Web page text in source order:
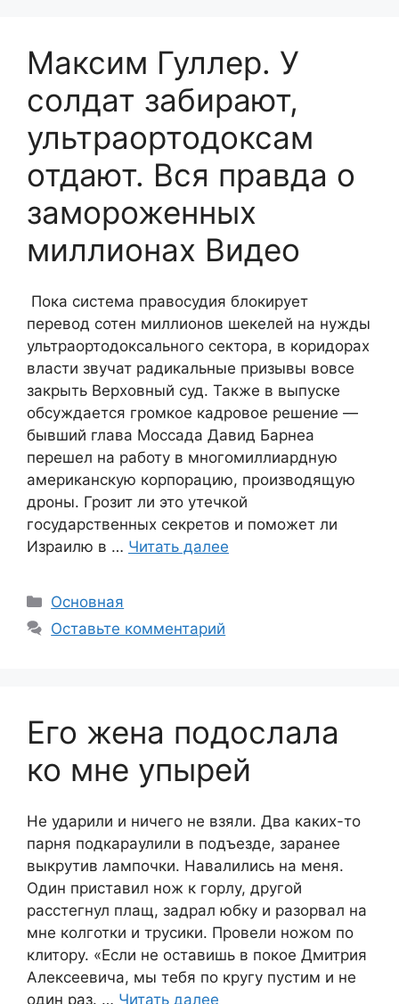
Максим Гуллер. У
солдат забирают,
ультраортодоксам
отдают. Вся правда о
замороженных
миллионах Видео
Пока система правосудия блокирует
перевод сотен миллионов шекелей на нужды
ультраортодоксального сектора, в коридорах
власти звучат радикальные призывы вовсе
закрыть Верховный суд. Также в выпуске
обсуждается громкое кадровое решение —
бывший глава Моссада Давид Барнеа
перешел на работу в многомиллиардную
американскую корпорацию, производящую
дроны. Грозит ли это утечкой
государственных секретов и поможет ли
Израилю в … Читать далее
Рубрики
Основная
Оставьте комментарий
Его жена подослала
ко мне упырей
Не ударили и ничего не взяли. Два каких-то
парня подкараулили в подъезде, заранее
выкрутив лампочки. Навалились на меня.
Один приставил нож к горлу, другой
расстегнул плащ, задрал юбку и разорвал на
мне колготки и трусики. Провели ножом по
клитору. «Если не оставишь в покое Дмитрия
Алексеевича, мы тебя по кругу пустим и не
один раз. … Читать далее